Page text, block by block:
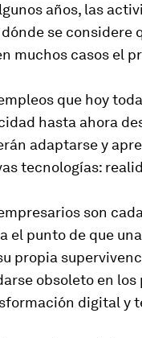
años, las
se considere
muchos casos el
que hoy
hasta ahora
adaptarse y
tecnologías:
son
el punto de que
propia
obsoleto en los
digital y